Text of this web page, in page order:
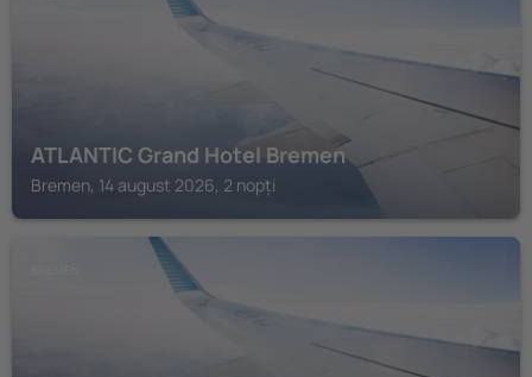
ATLANTIC Grand Hotel Bremen
Bremen, 14 august 2026, 2 nopți